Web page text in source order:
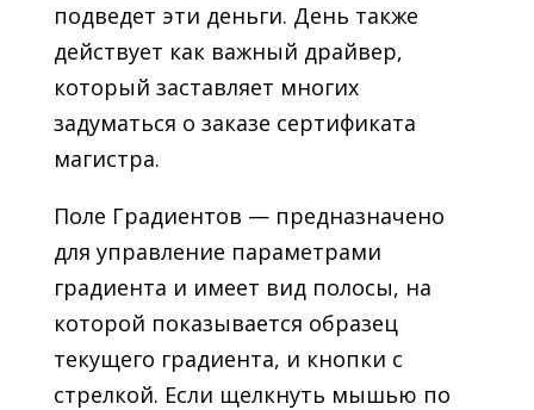
подведет эти деньги. День также
действует как важный драйвер,
который заставляет многих
задуматься о заказе сертификата
магистра.
Поле Градиентов — предназначено
для управление параметрами
градиента и имеет вид полосы, на
которой показывается образец
текущего градиента, и кнопки с
стрелкой. Если щелкнуть мышью по